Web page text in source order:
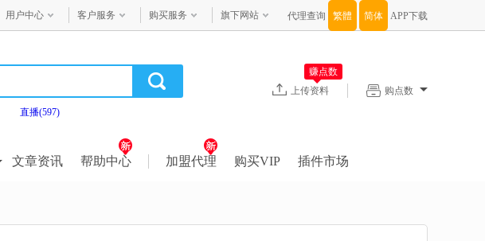
用户中心 客户服务 购买服务 旗下网站 代理查询 APP下载
直播(597)
购点数
上传资料
赚点数
文章资讯 帮助中心 加盟代理 购买VIP 插件市场